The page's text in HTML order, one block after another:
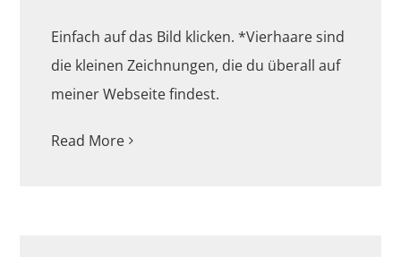
Einfach auf das Bild klicken. *Vierhaare sind
die kleinen Zeichnungen, die du überall auf
meiner Webseite findest.
Read More